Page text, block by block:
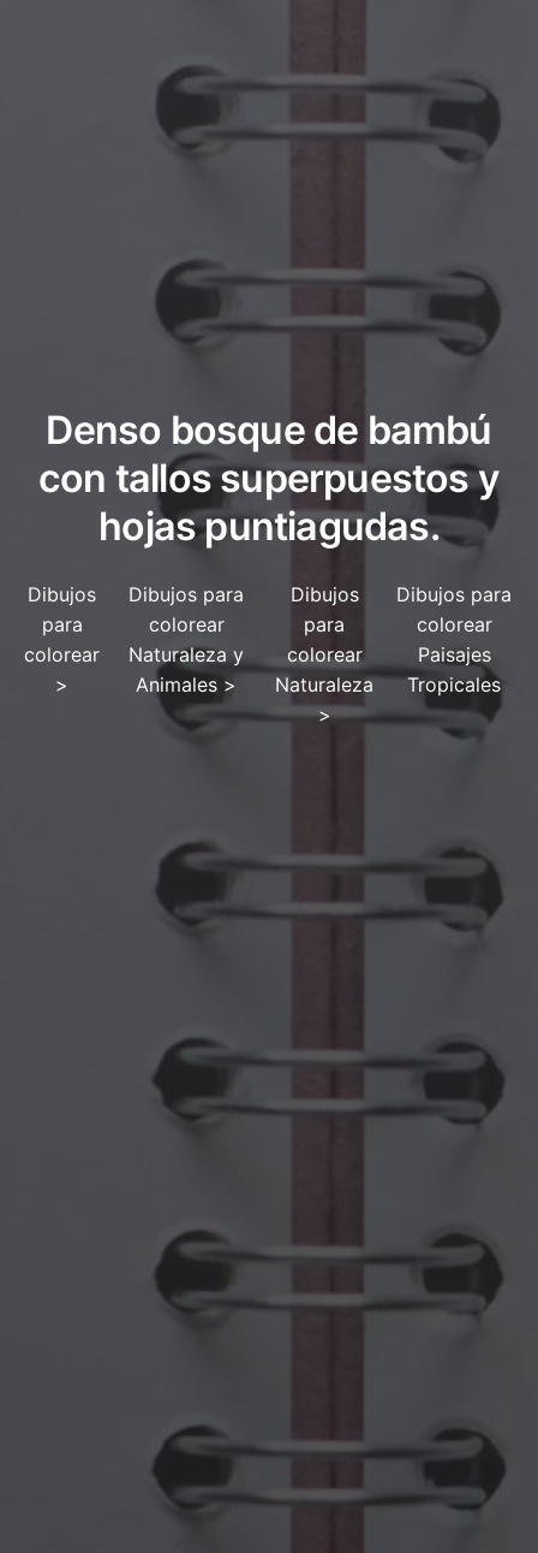
Denso bosque de bambú
con tallos superpuestos y
hojas puntiagudas.
Dibujos
para
colorear
>
Dibujos para
colorear
Naturaleza y
Animales >
Dibujos
para
colorear
Naturaleza
>
Dibujos para
colorear
Paisajes
Tropicales